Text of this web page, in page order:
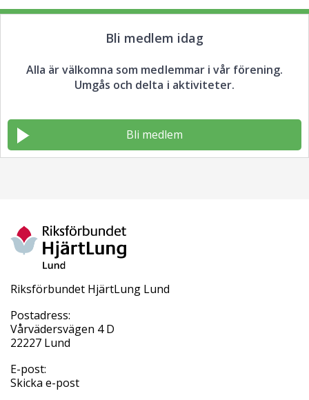
Bli medlem idag
Alla är välkomna som medlemmar i vår förening.
Umgås och delta i aktiviteter.
Bli medlem
Riksförbundet HjärtLung Lund
Postadress:
Vårvädersvägen 4 D
22227 Lund
E-post:
Skicka e-post